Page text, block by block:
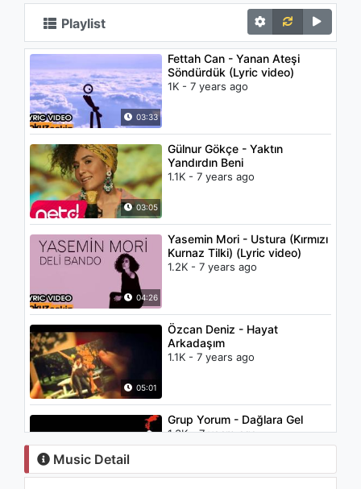
Playlist
03:33
Fettah Can - Yanan Ateşi
Söndürdük (Lyric video)
1K - 7 years ago
03:05
Gülnur Gökçe - Yaktın
Yandırdın Beni
1.1K - 7 years ago
04:26
Yasemin Mori - Ustura (Kırmızı
Kurnaz Tilki) (Lyric video)
1.2K - 7 years ago
05:01
Özcan Deniz - Hayat
Arkadaşım
1.1K - 7 years ago
03:33
Grup Yorum - Dağlara Gel
1.3K - 7 years ago
Music Detail